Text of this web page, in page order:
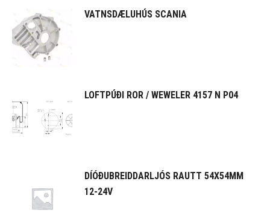
VATNSDÆLUHÚS SCANIA
LOFTPÚÐI ROR / WEWELER 4157 N P04
DÍÓÐUBREIDDARLJÓS RAUTT 54X54MM
12-24V